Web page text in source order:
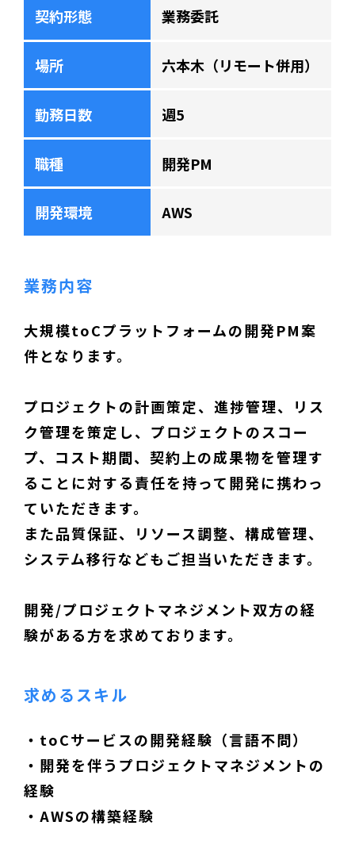
契約形態 業務委託
場所 六本木（リモート併用）
勤務日数 週5
職種 開発PM
開発環境 AWS
業務内容
大規模toCプラットフォームの開発PM案
件となります。
プロジェクトの計画策定、進捗管理、リス
ク管理を策定し、プロジェクトのスコー
プ、コスト期間、契約上の成果物を管理す
ることに対する責任を持って開発に携わっ
ていただきます。
また品質保証、リソース調整、構成管理、
システム移行などもご担当いただきます。
開発/プロジェクトマネジメント双方の経
験がある方を求めております。
求めるスキル
・toCサービスの開発経験（言語不問）
・開発を伴うプロジェクトマネジメントの
経験
・AWSの構築経験